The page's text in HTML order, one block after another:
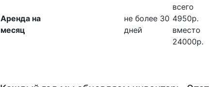
Аренда на
месяц
не более 30
дней
всего
4950р.
вместо
24000р.